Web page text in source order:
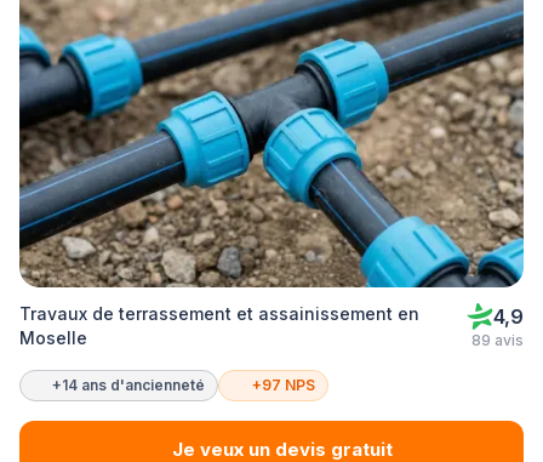
Travaux de terrassement et assainissement en
Moselle
4,9
89 avis
+14 ans d'ancienneté +97 NPS
Je veux un devis gratuit